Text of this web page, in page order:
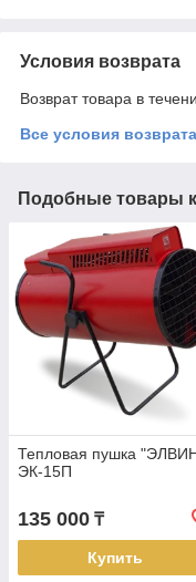
Условия возврата
Возврат товара в
Все условия возврата
Подобные товары
Тепловая пушка
ЭК-15П
135 000 ₸
Купить